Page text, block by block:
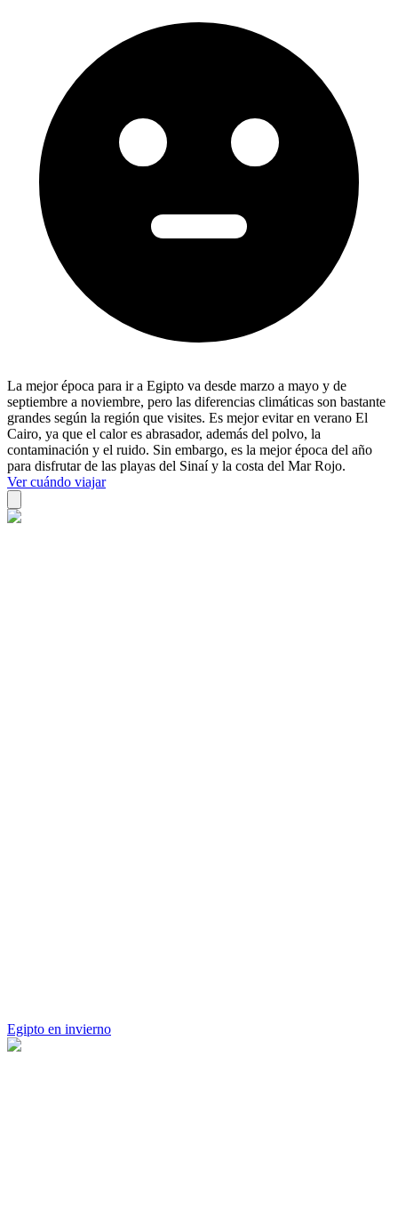
La mejor época para ir a Egipto va desde marzo a mayo y de
septiembre a noviembre, pero las diferencias climáticas son bastante
grandes según la región que visites. Es mejor evitar en verano El
Cairo, ya que el calor es abrasador, además del polvo, la
contaminación y el ruido. Sin embargo, es la mejor época del año
para disfrutar de las playas del Sinaí y la costa del Mar Rojo.
Ver cuándo viajar
Egipto en invierno